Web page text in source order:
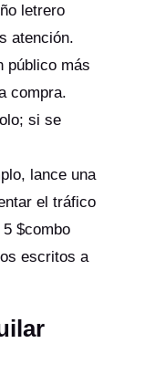
letrero
atención.
público más
compra.
si se
lance una
el tráfico
$combo
escritos a